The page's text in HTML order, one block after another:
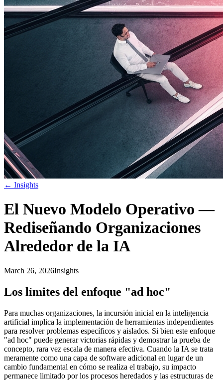
← Insights
El Nuevo Modelo Operativo —
Rediseñando Organizaciones
Alrededor de la IA
March 26, 2026Insights
Los límites del enfoque "ad hoc"
Para muchas organizaciones, la incursión inicial en la inteligencia
artificial implica la implementación de herramientas independientes
para resolver problemas específicos y aislados. Si bien este enfoque
"ad hoc" puede generar victorias rápidas y demostrar la prueba de
concepto, rara vez escala de manera efectiva. Cuando la IA se trata
meramente como una capa de software adicional en lugar de un
cambio fundamental en cómo se realiza el trabajo, su impacto
permanece limitado por los procesos heredados y las estructuras de